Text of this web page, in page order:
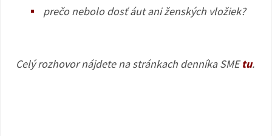
prečo nebolo dosť áut ani ženských vložiek?
Celý rozhovor nájdete na stránkach denníka SME tu.